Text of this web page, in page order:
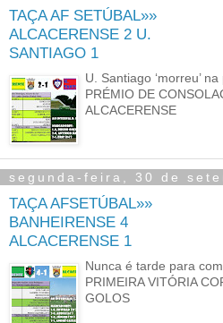
TAÇA AF SETÚBAL»»
ALCACERENSE 2 U.
SANTIAGO 1
U. Santiago ‘morreu’
PRÉMIO DE
ALCACERENSE
segunda-feira, 30 de
TAÇA AFSETÚBAL»»
BANHEIRENSE 4
ALCACERENSE 1
Nunca é tarde para
PRIMEIRA VITÓRIA
GOLOS